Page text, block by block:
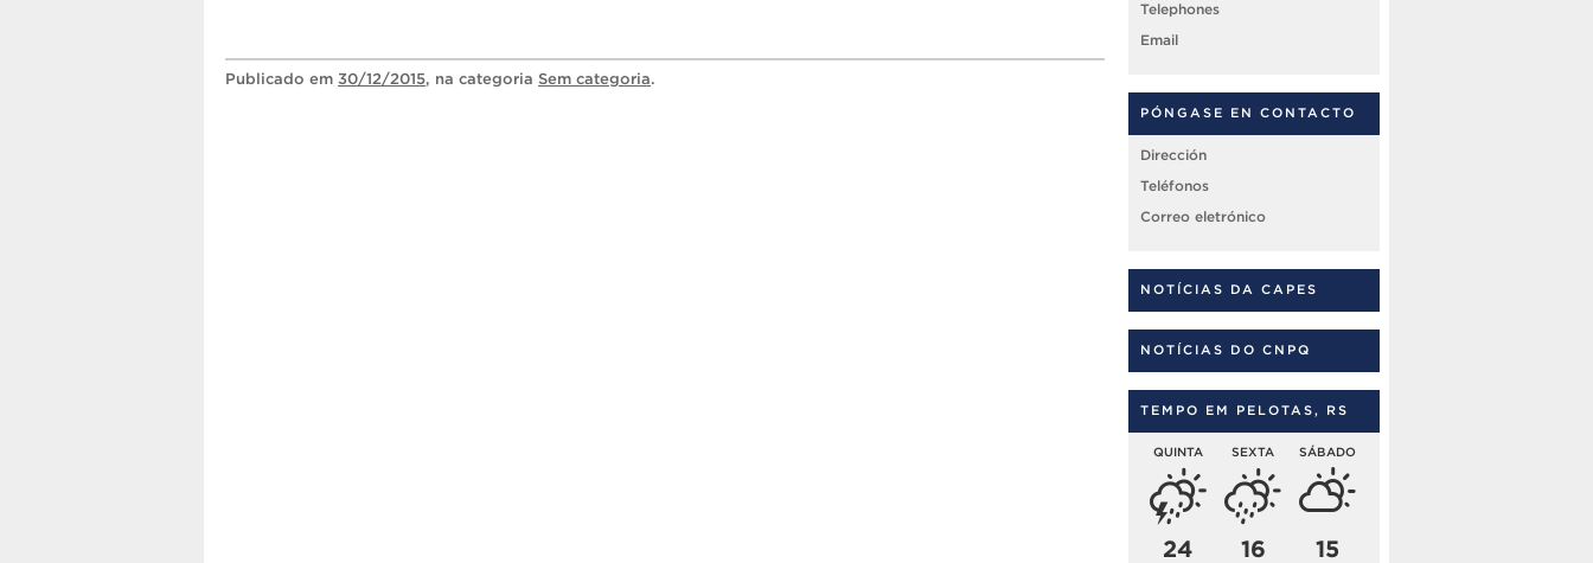
Publicado em 30/12/2015, na categoria Sem categoria.
Telephones
Email
PÓNGASE EN CONTACTO
Dirección
Teléfonos
Correo eletrónico
NOTÍCIAS DA CAPES
NOTÍCIAS DO CNPQ
TEMPO EM PELOTAS, RS
QUINTA
24
SEXTA
16
SÁBADO
15